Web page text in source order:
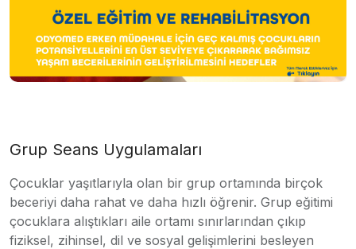
Grup Seans Uygulamaları
Çocuklar yaşıtlarıyla olan bir grup ortamında birçok
beceriyi daha rahat ve daha hızlı öğrenir. Grup eğitimi
çocuklara alıştıkları aile ortamı sınırlarından çıkıp
fiziksel, zihinsel, dil ve sosyal gelişimlerini besleyen